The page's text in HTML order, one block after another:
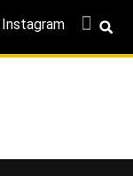
Instagram